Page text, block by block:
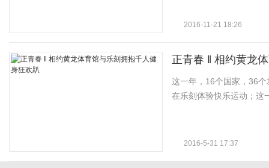
2016-11-21 18:26
正青春 ‖ 相约黄龙
这一年，16个国家，36
在乐刻体验快乐运动；这
2016-5-31 17:37